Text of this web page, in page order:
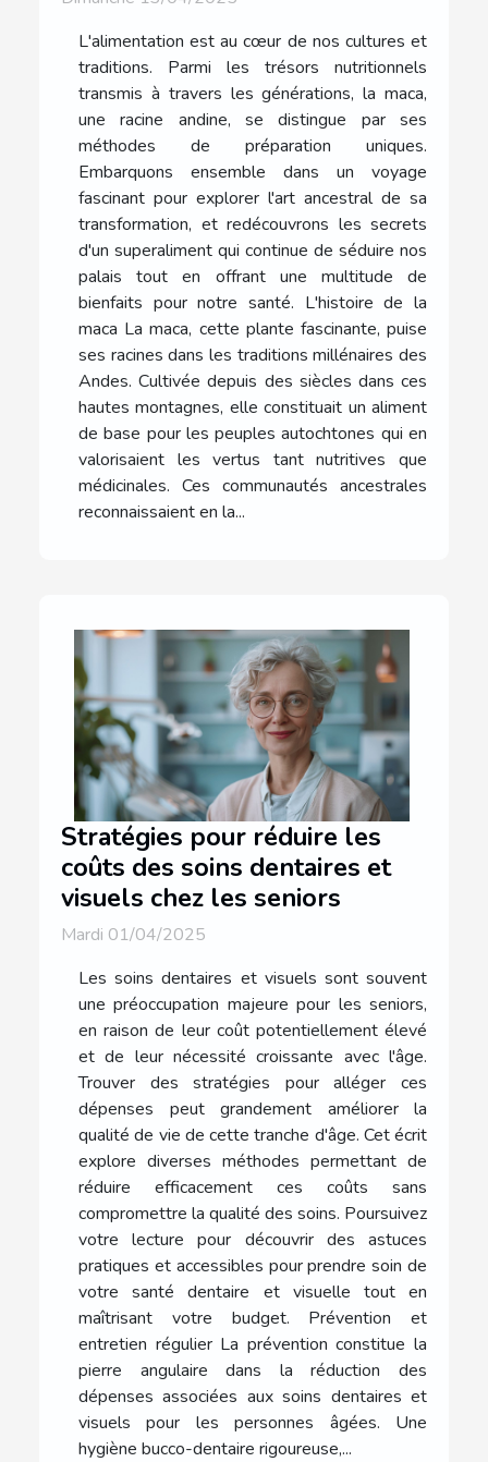
L'alimentation est au cœur de nos cultures et
traditions. Parmi les trésors nutritionnels
transmis à travers les générations, la maca,
une racine andine, se distingue par ses
méthodes de préparation uniques.
Embarquons ensemble dans un voyage
fascinant pour explorer l'art ancestral de sa
transformation, et redécouvrons les secrets
d'un superaliment qui continue de séduire nos
palais tout en offrant une multitude de
bienfaits pour notre santé. L'histoire de la
maca La maca, cette plante fascinante, puise
ses racines dans les traditions millénaires des
Andes. Cultivée depuis des siècles dans ces
hautes montagnes, elle constituait un aliment
de base pour les peuples autochtones qui en
valorisaient les vertus tant nutritives que
médicinales. Ces communautés ancestrales
reconnaissaient en la...
Stratégies pour réduire les
coûts des soins dentaires et
visuels chez les seniors
Mardi 01/04/2025
Les soins dentaires et visuels sont souvent
une préoccupation majeure pour les seniors,
en raison de leur coût potentiellement élevé
et de leur nécessité croissante avec l'âge.
Trouver des stratégies pour alléger ces
dépenses peut grandement améliorer la
qualité de vie de cette tranche d'âge. Cet écrit
explore diverses méthodes permettant de
réduire efficacement ces coûts sans
compromettre la qualité des soins. Poursuivez
votre lecture pour découvrir des astuces
pratiques et accessibles pour prendre soin de
votre santé dentaire et visuelle tout en
maîtrisant votre budget. Prévention et
entretien régulier La prévention constitue la
pierre angulaire dans la réduction des
dépenses associées aux soins dentaires et
visuels pour les personnes âgées. Une
hygiène bucco-dentaire rigoureuse,...